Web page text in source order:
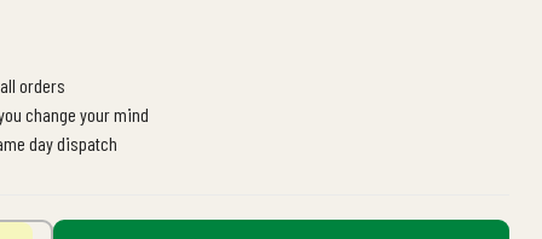
orders
change your mind
day dispatch